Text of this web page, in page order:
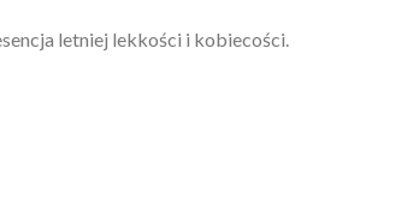
letniej lekkości i kobiecości.